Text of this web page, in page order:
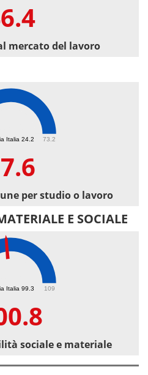
mercato del lavoro
Italia 24.2 73.2
per studio o lavoro
E SOCIALE
Italia 99.3 109
sociale e materiale